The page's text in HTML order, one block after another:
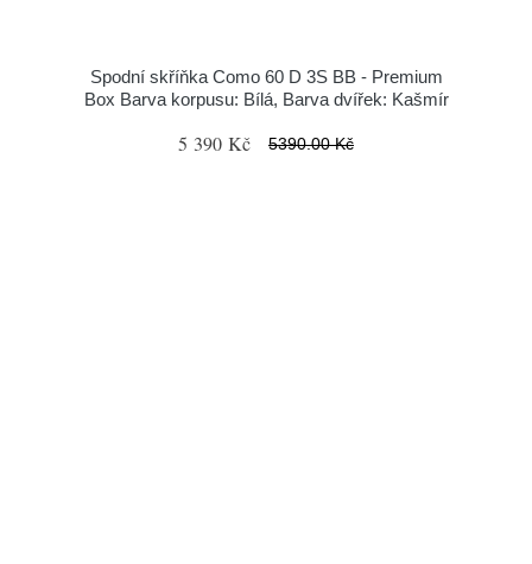
Spodní skříňka Como 60 D 3S BB - Premium
Box Barva korpusu: Bílá, Barva dvířek: Kašmír
5 390 Kč 5390.00 Kč